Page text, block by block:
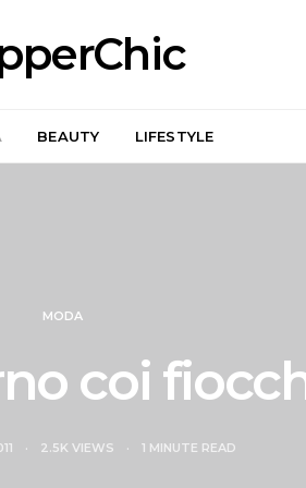
BEAUTY LIFESTYLE
MODA
coi
2.5K VIEWS 1 MINUTE READ